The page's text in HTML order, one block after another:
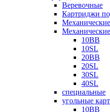
Веревочные
Картриджи
10BB
10SL
20BB
20SL
30SL
40SL
специальные
угольные
10BB